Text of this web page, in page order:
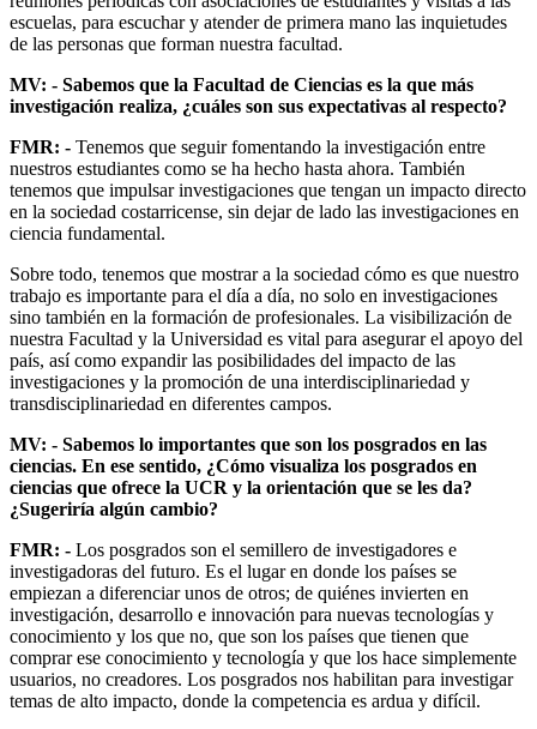
escuelas, para escuchar y atender de primera mano las inquietudes
de las personas que forman nuestra facultad.
MV: - Sabemos que la Facultad de Ciencias es la que más
investigación realiza, ¿cuáles son sus expectativas al respecto?
FMR: - Tenemos que seguir fomentando la investigación entre
nuestros estudiantes como se ha hecho hasta ahora. También
tenemos que impulsar investigaciones que tengan un impacto directo
en la sociedad costarricense, sin dejar de lado las investigaciones en
ciencia fundamental.
Sobre todo, tenemos que mostrar a la sociedad cómo es que nuestro
trabajo es importante para el día a día, no solo en investigaciones
sino también en la formación de profesionales. La visibilización de
nuestra Facultad y la Universidad es vital para asegurar el apoyo del
país, así como expandir las posibilidades del impacto de las
investigaciones y la promoción de una interdisciplinariedad y
transdisciplinariedad en diferentes campos.
MV: - Sabemos lo importantes que son los posgrados en las
ciencias. En ese sentido, ¿Cómo visualiza los posgrados en
ciencias que ofrece la UCR y la orientación que se les da?
¿Sugeriría algún cambio?
FMR: - Los posgrados son el semillero de investigadores e
investigadoras del futuro. Es el lugar en donde los países se
empiezan a diferenciar unos de otros; de quiénes invierten en
investigación, desarrollo e innovación para nuevas tecnologías y
conocimiento y los que no, que son los países que tienen que
comprar ese conocimiento y tecnología y que los hace simplemente
usuarios, no creadores. Los posgrados nos habilitan para investigar
temas de alto impacto, donde la competencia es ardua y difícil.